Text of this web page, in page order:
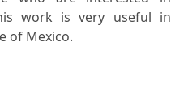
work is very useful in
of Mexico.